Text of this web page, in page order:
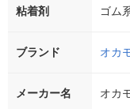
粘着剤 ゴム
ブランド オカ
メーカー名 オカ